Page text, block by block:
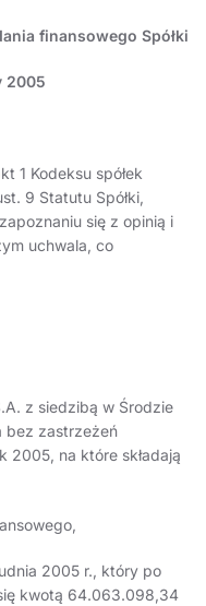
finansowego Spółki
2005
1 Kodeksu spółek
9 Statutu Spółki,
się z opinią i
uchwala, co
z siedzibą w Środzie
bez zastrzeżeń
2005, na które składają
2005 r., który po
kwotą 64.063.098,34